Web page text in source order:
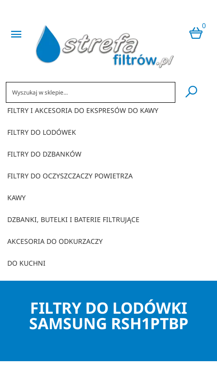
0
​
FILTRY I AKCESORIA DO EKSPRESÓW DO KAWY
FILTRY DO LODÓWEK
FILTRY DO DZBANKÓW
FILTRY DO OCZYSZCZACZY POWIETRZA
KAWY
DZBANKI, BUTELKI I BATERIE FILTRUJĄCE
AKCESORIA DO ODKURZACZY
DO KUCHNI
FILTRY DO LODÓWKI
SAMSUNG RSH1PTBP